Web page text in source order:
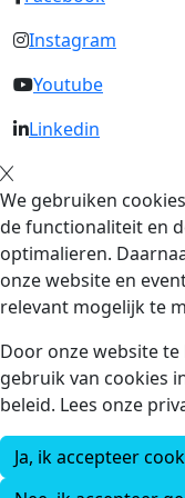
Instagram
Youtube
Linkedin
We gebruiken
de functionaliteit en
optimalieren.
onze website en
relevant mogelijk te
Door onze website
gebruik van cookies
beleid. Lees onze
Ja, ik accepteer